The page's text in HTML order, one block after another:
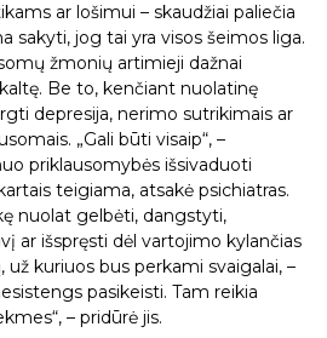
ar lošimui – skaudžiai paliečia
sakyti, jog tai yra visos šeimos liga.
žmonių artimieji dažnai
Be to, kenčiant nuolatinę
depresija, nerimo sutrikimais ar
„Gali būti visaip“, –
priklausomybės išsivaduoti
teigiama, atsakė psichiatras.
nuolat gelbėti, dangstyti,
ar išspręsti dėl vartojimo kylančias
kuriuos bus perkami svaigalai, –
pasikeisti. Tam reikia
– pridūrė jis.